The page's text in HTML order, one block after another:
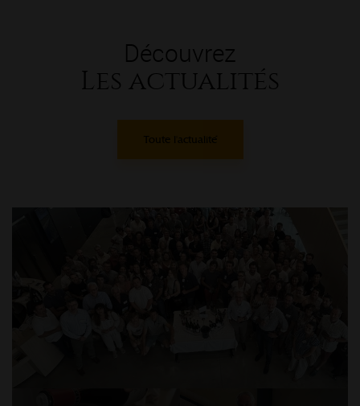
Découvrez
Les actualités
Toute l'actualité